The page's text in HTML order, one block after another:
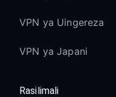
VPN ya Uingereza
VPN ya Japani
Rasilimali